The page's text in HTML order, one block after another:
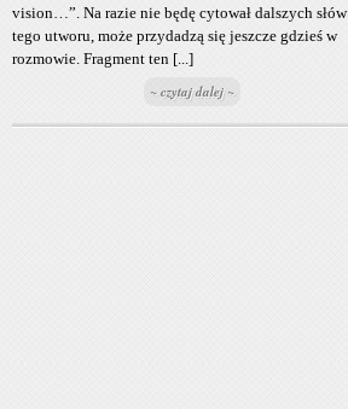
vision…”. Na razie nie będę cytował dalszych słów
tego utworu, może przydadzą się jeszcze gdzieś w
rozmowie. Fragment ten [...]
~ czytaj dalej ~